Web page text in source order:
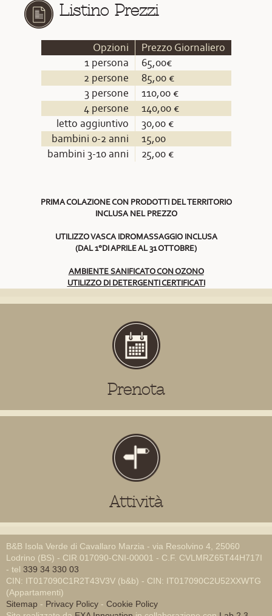
Listino Prezzi
Opzioni
Prezzo Giornaliero
1 persona
65,00€
2 persone
85,00 €
3 persone
110,00 €
4 persone
140,00 €
letto aggiuntivo
30,00 €
bambini 0-2 anni
15,00
bambini 3-10 anni
25,00 €
PRIMA COLAZIONE CON PRODOTTI DEL TERRITORIO
INCLUSA NEL PREZZO
UTILIZZO VASCA IDROMASSAGGIO INCLUSA
(DAL 1°DI APRILE AL 31 OTTOBRE)
AMBIENTE SANIFICATO CON OZONO
UTILIZZO DI DETERGENTI CERTIFICATI
Prenota
Attività
B&B Isola Verde di Cavallaro Marzia - via Resolvino 4, 25060
Lodrino (BS) - CIR 017090-CNI-00001 - C.F. CVLMRZ65T44H717I
- tel 339 34 330 03
CIN: IT017090C1R2T43V3V (b&b) - CIN: IT017090C2U52XXWTG
(Appartamenti)
Sitemap - Privacy Policy - Cookie Policy